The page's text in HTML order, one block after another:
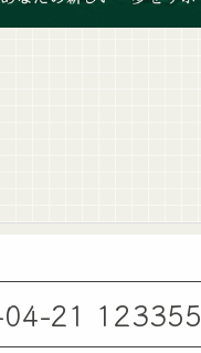
04-21 123355